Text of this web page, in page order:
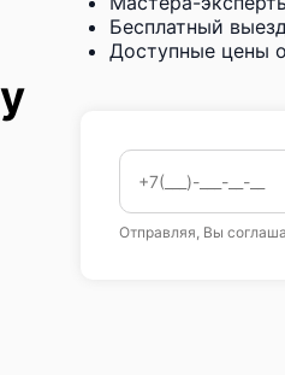
Бесплатный
Доступные цены
Отправляя, Вы